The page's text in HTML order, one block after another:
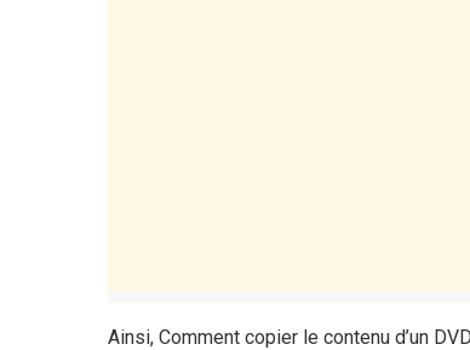
Ainsi, Comment copier le contenu d’un